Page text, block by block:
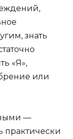
знать
«Я»,
или
—
практически